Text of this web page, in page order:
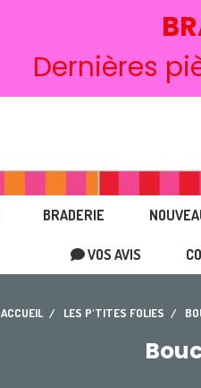
Dernières
BRADERIE
VOS AVIS
ACCUEIL LES P'TITES FOLIES